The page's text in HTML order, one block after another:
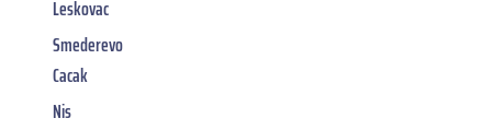
Leskovac
Smederevo
Cacak
Nis